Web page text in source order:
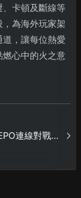
卡頓及斷線等
為海外玩家架
，讓每位熱愛
燃心中的火之意
連線對戰失